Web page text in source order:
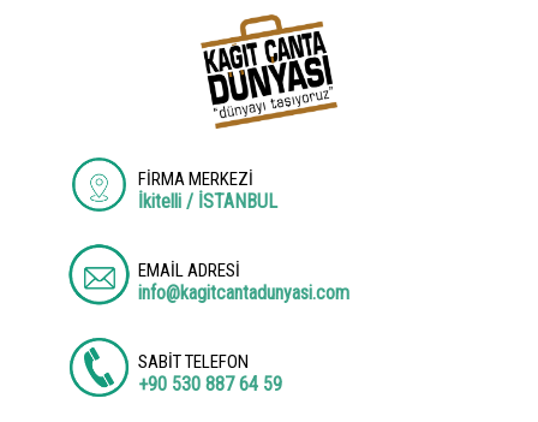
FİRMA MERKEZİ
İkitelli / İSTANBUL
EMAİL ADRESİ
info@kagitcantadunyasi.com
SABİT TELEFON
+90 530 887 64 59